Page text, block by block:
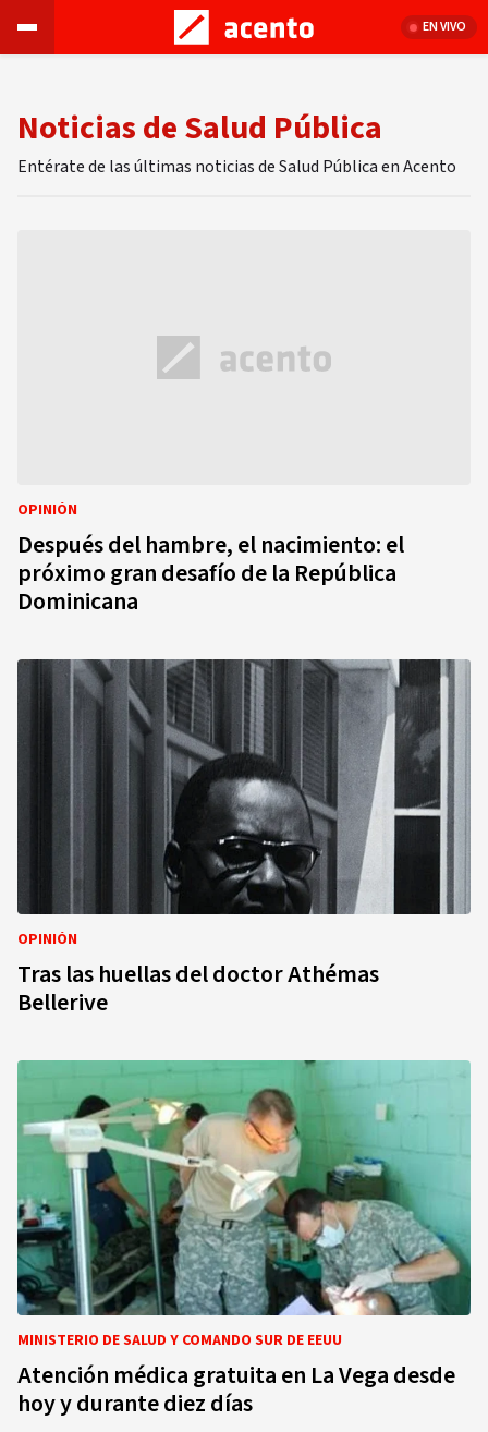
EN VIVO
Noticias de Salud Pública
Entérate de las últimas noticias de Salud Pública en Acento
OPINIÓN
Después del hambre, el nacimiento: el
próximo gran desafío de la República
Dominicana
OPINIÓN
Tras las huellas del doctor Athémas
Bellerive
MINISTERIO DE SALUD Y COMANDO SUR DE EEUU
Atención médica gratuita en La Vega desde
hoy y durante diez días